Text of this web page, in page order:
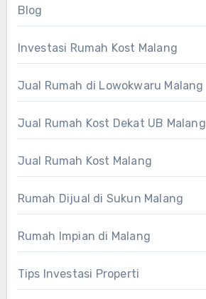
Blog
Investasi Rumah Kost Malang
Jual Rumah di Lowokwaru Malang
Jual Rumah Kost Dekat UB Malang
Jual Rumah Kost Malang
Rumah Dijual di Sukun Malang
Rumah Impian di Malang
Tips Investasi Properti